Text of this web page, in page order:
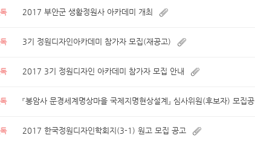
2017 부안군 생활정원사 아카데미 개최
3기 정원디자인아카데미 참가자 모집(재공고)
2017 3기 정원디자인 아카데미 참가자 모집 안내
『봉암사 문경세계명상마을 국제지명현상설계』 심사위원(후보자) 모집공
2017 한국정원디자인학회지(3-1) 원고 모집 공고